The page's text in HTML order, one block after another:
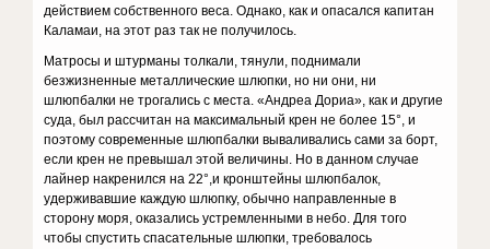
действием собственного веса. Однако, как и опасался капитан
Каламаи, на этот раз так не получилось.
Матросы и штурманы толкали, тянули, поднимали
безжизненные металлические шлюпки, но ни они, ни
шлюпбалки не трогались с места. «Андреа Дориа», как и другие
суда, был рассчитан на максимальный крен не более 15°, и
поэтому современные шлюпбалки вываливались сами за борт,
если крен не превышал этой величины. Но в данном случае
лайнер накренился на 22°,и кронштейны шлюпбалок,
удерживавшие каждую шлюпку, обычно направленные в
сторону моря, оказались устремленными в небо. Для того
чтобы спустить спасательные шлюпки, требовалось